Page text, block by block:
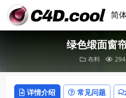
绿色缎面窗
布料 294
详情介绍 常见问题